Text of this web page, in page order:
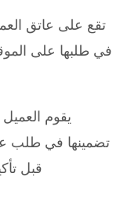
تقع على عاتق
يقوم
تضمينها في طلب
قبل